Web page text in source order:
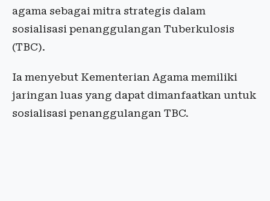
agama sebagai mitra strategis dalam
sosialisasi penanggulangan Tuberkulosis
(TBC).
‎Ia menyebut Kementerian Agama memiliki
jaringan luas yang dapat dimanfaatkan untuk
sosialisasi penanggulangan TBC. ‎